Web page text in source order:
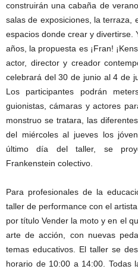
construirán una cabaña de
salas de exposiciones, la terraza,
espacios donde crear y divertirse.
años, la propuesta es ¡Fran!
actor, director y creador
celebrará del 30 de junio al 4 de
Los participantes podrán
guionistas, cámaras y actores
monstruo se tratara, las
del miércoles al jueves los
último día del taller, se
Frankenstein colectivo.
Para profesionales de la
taller de performance con el
por título Vender la moto y en el
arte de acción, con nuevas
temas educativos. El taller se
horario de 10:00 a 14:00. Todas